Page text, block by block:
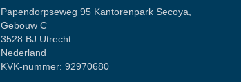
Papendorpseweg 95 Kantorenpark Secoya,
Gebouw C
3528 BJ Utrecht
Nederland
KVK-nummer: 92970680